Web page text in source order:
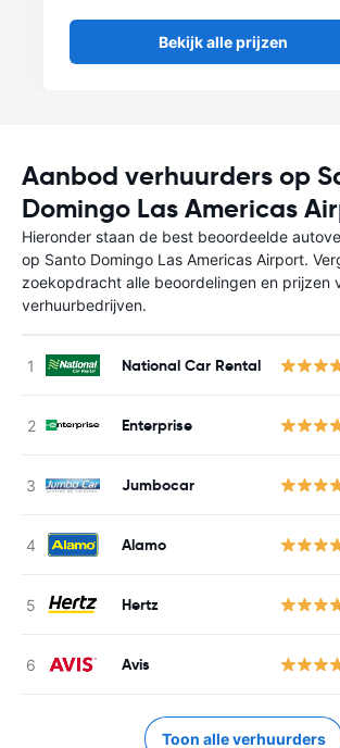
Bekijk alle prijzen
Aanbod verhuurders op
Domingo Las Americas
Hieronder staan de best beoordeelde
op Santo Domingo Las Americas Airport.
zoekopdracht alle beoordelingen en prijzen
verhuurbedrijven.
National Car Rental
Enterprise
Jumbocar
Alamo
Hertz
Avis
Toon alle verhuurders